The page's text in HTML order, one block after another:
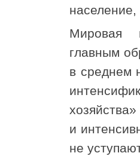
население,
Мировая
главным
в среднем
и
не